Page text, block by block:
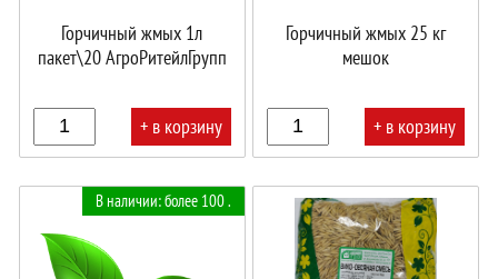
Горчичный жмых 1л
пакет\20 АгроРитейлГрупп
+ в корзину
Горчичный жмых 25 кг
мешок
+ в корзину
корзине!
В наличии: более 100 .